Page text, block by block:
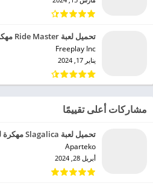
تحميل لعبة Ride Master مهكرة للاندرويد 2024
Freeplay Inc‏
يناير 17, 2024
مشاركات أعلى تقييمًا
تحميل لعبة Slagalica مهكرة للاندرويد 2024
Aparteko‏
أبريل 28, 2024